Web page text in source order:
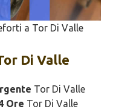
a Tor Di Valle
Di Valle
Tor Di Valle
Ore Tor Di Valle